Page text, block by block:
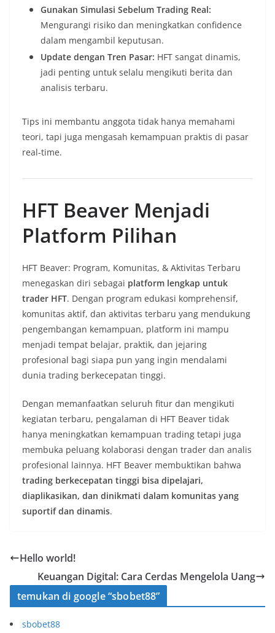
Gunakan Simulasi Sebelum Trading Real:
Mengurangi risiko dan meningkatkan confidence
dalam mengambil keputusan.
Update dengan Tren Pasar: HFT sangat dinamis,
jadi penting untuk selalu mengikuti berita dan
analisis terbaru.
Tips ini membantu anggota tidak hanya memahami
teori, tapi juga mengasah kemampuan praktis di pasar
real-time.
HFT Beaver Menjadi
Platform Pilihan
HFT Beaver: Program, Komunitas, & Aktivitas Terbaru
menegaskan diri sebagai platform lengkap untuk
trader HFT. Dengan program edukasi komprehensif,
komunitas aktif, dan aktivitas terbaru yang mendukung
pengembangan kemampuan, platform ini mampu
menjadi tempat belajar, praktik, dan jejaring
profesional bagi siapa pun yang ingin mendalami
dunia trading berkecepatan tinggi.
Dengan memanfaatkan seluruh fitur dan mengikuti
kegiatan terbaru, pengalaman di HFT Beaver tidak
hanya meningkatkan kemampuan trading tetapi juga
membuka peluang kolaborasi dengan trader dan analis
profesional lainnya. HFT Beaver membuktikan bahwa
trading berkecepatan tinggi bisa dipelajari,
diaplikasikan, dan dinikmati dalam komunitas yang
suportif dan dinamis.
Hello world!
Keuangan Digital: Cara Cerdas Mengelola Uang
temukan di google “sbobet88”
sbobet88